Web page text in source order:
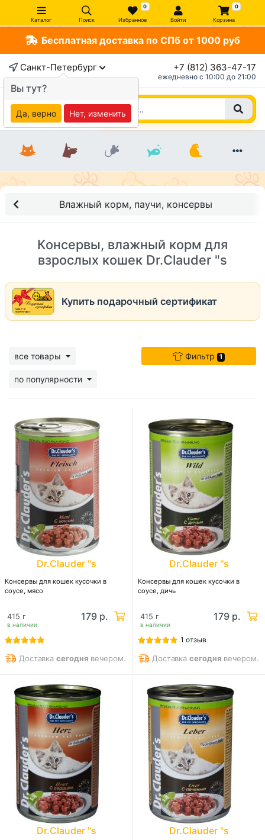
Каталог Поиск
0
Избранное Войти
0
Корзина
Бесплатная доставка по СПб от 1000 руб
Санкт-Петербург +7 (812) 363-47-17
ежедневно c 10:00 до 21:00
Влажный корм, паучи, консервы
Консервы, влажный корм для
взрослых кошек Dr.Clauder "s
Купить подарочный сертификат
все товары
по популярности
Фильтр 1
Dr.Clauder "s
Консервы для кошек кусочки в
соусе, мясо
в наличии
415 г 179 р.
Доставкасегодня вечером.
Dr.Clauder "s
Консервы для кошек кусочки в
соусе, дичь
в наличии
415 г 179 р.
1 отзыв
Доставкасегодня вечером.
Dr.Clauder "s Dr.Clauder "s
Вы тут?
Да, верно Нет, изменить